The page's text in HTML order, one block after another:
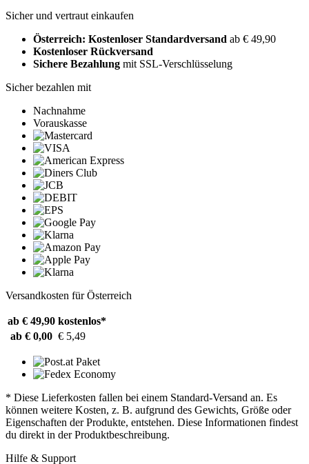
Sicher und vertraut einkaufen
Österreich: Kostenloser Standardversand ab € 49,90
Kostenloser Rückversand
Sichere Bezahlung mit SSL-Verschlüsselung
Sicher bezahlen mit
Nachnahme
Vorauskasse
Versandkosten für Österreich
ab € 49,90 kostenlos*
ab € 0,00 € 5,49
* Diese Lieferkosten fallen bei einem Standard-Versand an. Es
können weitere Kosten, z. B. aufgrund des Gewichts, Größe oder
Eigenschaften der Produkte, entstehen. Diese Informationen findest
du direkt in der Produktbeschreibung.
Hilfe & Support